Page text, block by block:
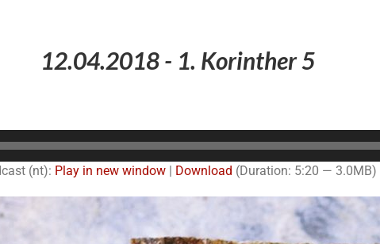
12.04.2018 - 1. Korinther 5
(nt): Play in new window| Download (Duration: 5:20 — 3.0MB)